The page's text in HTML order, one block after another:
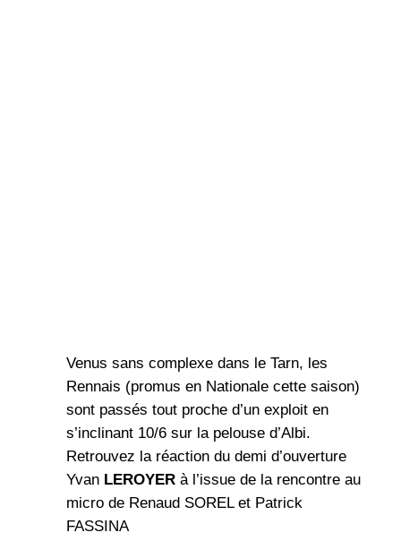
Venus sans complexe dans le Tarn, les
Rennais (promus en Nationale cette saison)
sont passés tout proche d’un exploit en
s’inclinant 10/6 sur la pelouse d’Albi.
Retrouvez la réaction du demi d’ouverture
Yvan LEROYER à l’issue de la rencontre au
micro de Renaud SOREL et Patrick
FASSINA